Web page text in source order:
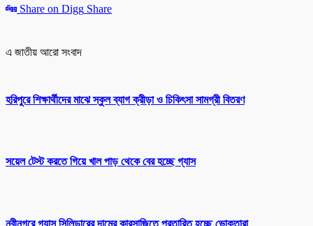
Share on Digg Share
এ জাতীয় আরো সংবাদ
হরিপুরে শিক্ষার্থীদের মাঝে স্কুল ব্যাগ ক্রীড়া ও চিকিৎসা সামগ্রী বিতরণ
সয়েল টেস্ট করতে গিয়ে খাল পাড় থেকে বের হচ্ছে গ্যাস
নবীনগরে গ্যাস সিলিন্ডারের দামের কারসাজিতে প্রতারিত হচ্ছে ভোক্তারা